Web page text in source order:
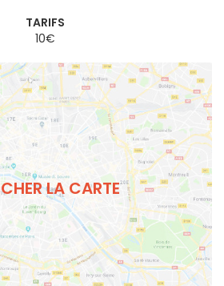
TARIFS
10€
LA CARTE